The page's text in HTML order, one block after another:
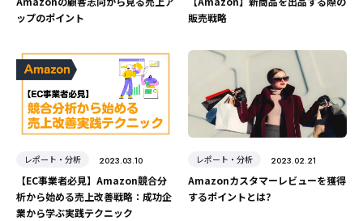
ップのポイント
販売戦略
レポート・分析 2023.03.10
【EC事業者必見】Amazon競合分
析から始める売上改善戦略：成功企
業から学ぶ実践テクニック
レポート・分析 2023.02.21
Amazonカスタマーレビューを獲得
するポイントとは?